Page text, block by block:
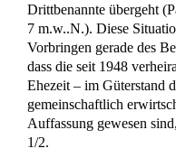
Drittbenannte übergeht
7 m.w..N.). Diese
Vorbringen gerade des
dass die seit 1948
Ehezeit – im Güterstand
gemeinschaftlich
Auffassung gewesen
1/2.